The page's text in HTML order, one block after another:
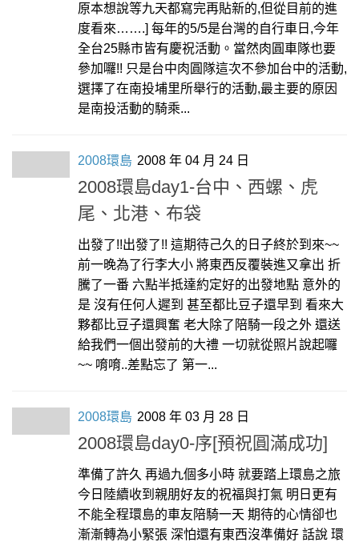
原本想說等九天都寫完再貼新的,但從目前的進
度看來…….] 每年的5/5是台灣的自行車日,今年
全台25縣市皆有慶祝活動。當然肉圓車隊也要
參加囉!! 只是台中肉圓隊這次不參加台中的活動,
選擇了在南投埔里所舉行的活動,最主要的原因
是南投活動的騎乘...
2008環島 2008 年 04 月 24 日
2008環島day1-台中、西螺、虎
尾、北港、布袋
出發了!!出發了!! 這期待己久的日子終於到來~~
前一晚為了行李大小 將東西反覆裝進又拿出 折
騰了一番 六點半抵達約定好的出發地點 意外的
是 沒有任何人遲到 甚至都比豆子還早到 看來大
夥都比豆子還興奮 老大除了陪騎一段之外 還送
給我們一個出發前的大禮 一切就從照片說起囉
~~ 唷唷..差點忘了 第一...
2008環島 2008 年 03 月 28 日
2008環島day0-序[預祝圓滿成功]
準備了許久 再過九個多小時 就要踏上環島之旅
今日陸續收到親朋好友的祝福與打氣 明日更有
不能全程環島的車友陪騎一天 期待的心情卻也
漸漸轉為小緊張 深怕還有東西沒準備好 話說 環